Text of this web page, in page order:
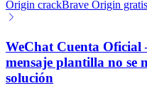
Origin crackBrave Origin gratis
WeChat Cuenta Oficial
mensaje plantilla no se
solución